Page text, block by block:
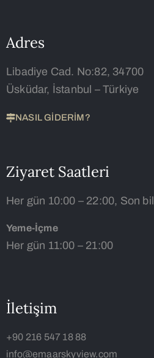
Adres
Libadiye Cad. No:82, 34700
Üsküdar, İstanbul – Türkiye
NASIL GİDERİM?
Ziyaret Saatleri
Her gün 10:00 – 22:00, Son
Yeme-İçme
Her gün 11:00 – 21:00
İletişim
+90 216 547 18 88
info@emaarskyview.com